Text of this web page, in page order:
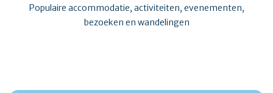
Populaire accommodatie, activiteiten, evenementen,
bezoeken en wandelingen